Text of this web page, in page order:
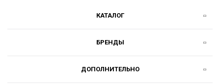
КАТАЛОГ
БРЕНДЫ
ДОПОЛНИТЕЛЬНО